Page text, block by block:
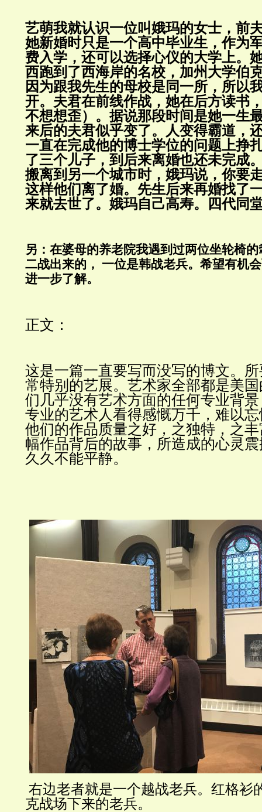
艺萌我就认识一位叫娥玛的女士，前
她新婚时只是一个高中毕业生，作为
费入学，还可以选择心仪的大学上。
西跑到了西海岸的名校，加州大学伯
因为跟我先生的母校是同一所，所以
开。夫君在前线作战，她在后方读书
不想想歪）。据说那段时间是她一生
来后的夫君似乎变了。人变得霸道，
一直在完成他的博士学位的问题上挣
了三个儿子，到后来离婚也还未完成
搬离到另一个城市时，娥玛说，你要
这样他们离了婚。先生后来再婚找了
来就去世了。娥玛自己高寿。四代同
另：在婆母的养老院我遇到过两位坐轮椅
二战出来的， 一位是韩战老兵。希望有机
进一步了解。
正文：
这是一篇一直要写而没写的博文。
常特别的艺展。艺术家全部都是美
们几乎没有艺术方面的任何专业背
专业的艺术人看得感慨万千，难以
他们的作品质量之好，之独特，之
幅作品背后的故事，所造成的心灵
久久不能平静。
右边老者就是一个越战老兵。红格衫
克战场下来的老兵。